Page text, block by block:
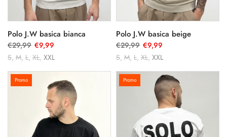
Polo J.W basica bianca
€29,99 €9,99
S M L XL XXL
Polo J.W basica beige
€29,99 €9,99
S M L XL XXL
Promo Promo